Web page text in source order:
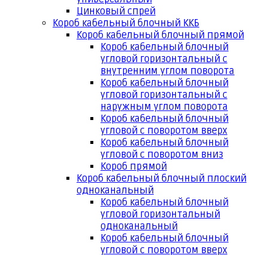
Цинковый спрей
Короб кабельный блочный ККБ
Короб кабельный блочный прямой
Короб кабельный блочный
угловой горизонтальный с
внутренним углом поворота
Короб кабельный блочный
угловой горизонтальный с
наружным углом поворота
Короб кабельный блочный
угловой с поворотом вверх
Короб кабельный блочный
угловой с поворотом вниз
Короб прямой
Короб кабельный блочный плоский
одноканальный
Короб кабельный блочный
угловой горизонтальный
одноканальный
Короб кабельный блочный
угловой с поворотом вверх